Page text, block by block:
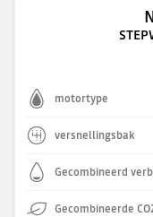
motortype
versnellingsbak
Gecombineerd
Gecombineerde